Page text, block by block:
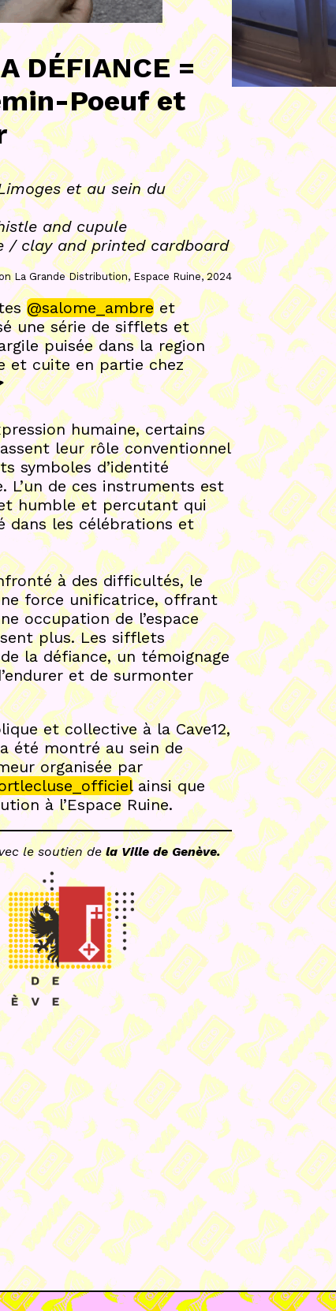
DÉFIANCE =
Poeuf et
et au sein du
and cupule
/ clay and printed cardboard
La Grande Distribution, Espace Ruine, 2024
@salome_ambreet
une série de sifflets et
puisée dans la region
et cuite en partie chez
humaine, certains
leur rôle conventionnel
symboles d’identité
L’un de ces instruments est
humble et percutant qui
dans les célébrations et
à des difficultés, le
force unificatrice, offrant
occupation de l’espace
plus. Les sifflets
la défiance, un témoignage
et de surmonter
et collective à la Cave12,
été montré au sein de
organisée par
ainsi que
à l’Espace Ruine.
le soutien dela Ville de Genève.